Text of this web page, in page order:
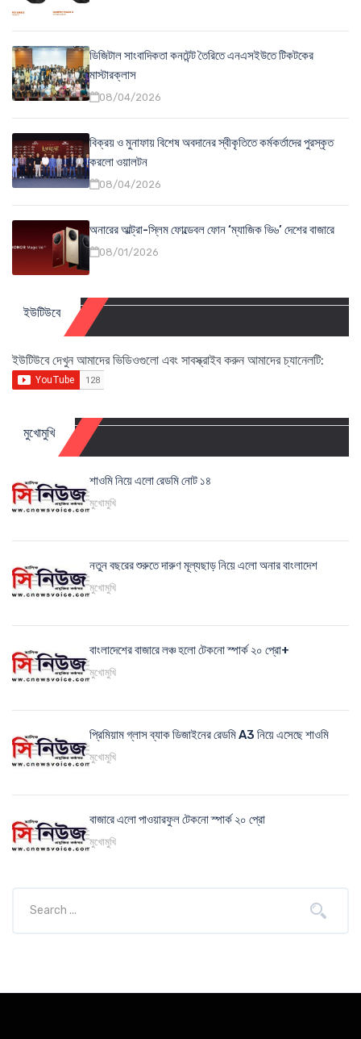
ডিজিটাল সাংবাদিকতা কনটেন্ট তৈরিতে এনএসইউতে টিকটকের
মাস্টারক্লাস
08/04/2026
বিক্রয় ও মুনাফায় বিশেষ অবদানের স্বীকৃতিতে কর্মকর্তাদের পুরস্কৃত
করলো ওয়ালটন
08/04/2026
অনারের আল্ট্রা-স্লিম ফোল্ডেবল ফোন ‘ম্যাজিক ভি৬’ দেশের বাজারে
08/01/2026
ইউটিউবে
ইউটিউবে দেখুন আমাদের ভিডিওগুলো এবং সাবস্ক্রাইব করুন আমাদের চ্যানেলটি:
মুখোমুখি
শাওমি নিয়ে এলো রেডমি নোট ১৪
মুখোমুখি
নতুন বছরের শুরুতে দারুণ মূল্যছাড় নিয়ে এলো অনার বাংলাদেশ
মুখোমুখি
বাংলাদেশের বাজারে লঞ্চ হলো টেকনো স্পার্ক ২০ প্রো+
মুখোমুখি
প্রিমিয়াম গ্লাস ব্যাক ডিজাইনের রেডমি A3 নিয়ে এসেছে শাওমি
মুখোমুখি
বাজারে এলো পাওয়ারফুল টেকনো স্পার্ক ২০ প্রো
মুখোমুখি